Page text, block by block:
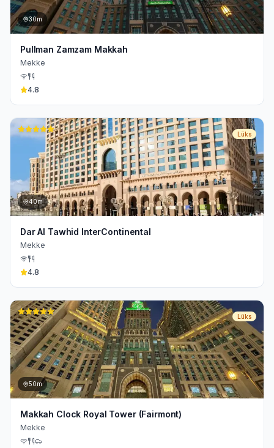
30m
Pullman Zamzam Makkah
Mekke
4.8
Lüks
40m
Dar Al Tawhid InterContinental
Mekke
4.8
Lüks
50m
Makkah Clock Royal Tower (Fairmont)
Mekke